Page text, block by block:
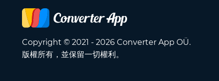
Copyright © 2021 - 2026 Converter App OÜ.
版權所有，並保留一切權利。